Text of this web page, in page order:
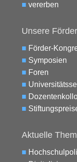
■ vererben
Unsere
■ Förder-
■ Symposien
■ Foren
■
■
■
Aktuelle
■